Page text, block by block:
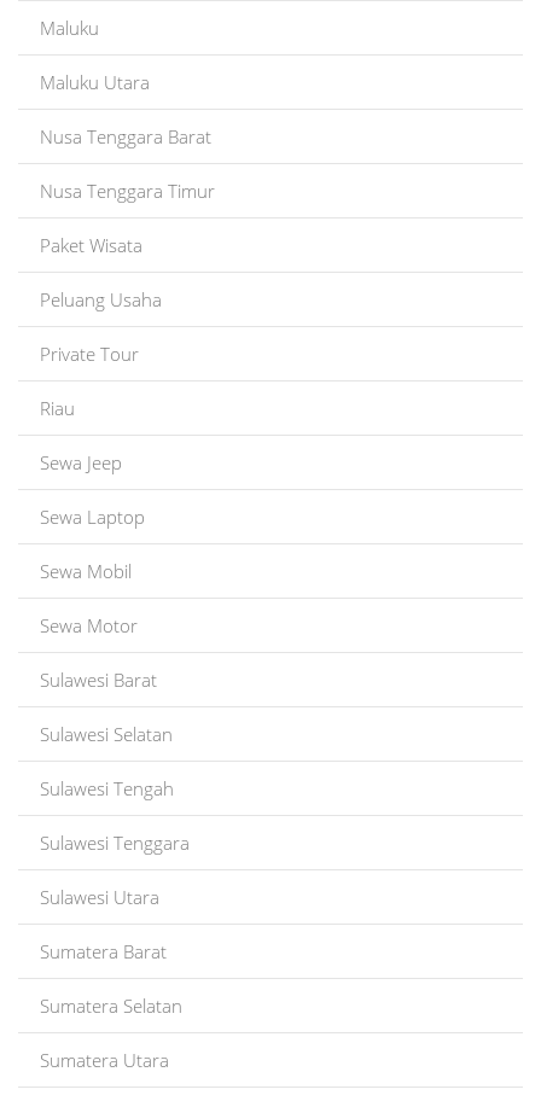
Maluku
Maluku Utara
Nusa Tenggara Barat
Nusa Tenggara Timur
Paket Wisata
Peluang Usaha
Private Tour
Riau
Sewa Jeep
Sewa Laptop
Sewa Mobil
Sewa Motor
Sulawesi Barat
Sulawesi Selatan
Sulawesi Tengah
Sulawesi Tenggara
Sulawesi Utara
Sumatera Barat
Sumatera Selatan
Sumatera Utara